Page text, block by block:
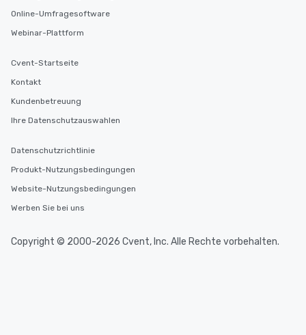
Online-Umfragesoftware
Webinar-Plattform
Cvent-Startseite
Kontakt
Kundenbetreuung
Ihre Datenschutzauswahlen
Datenschutzrichtlinie
Produkt-Nutzungsbedingungen
Website-Nutzungsbedingungen
Werben Sie bei uns
Copyright © 2000-2026 Cvent, Inc. Alle Rechte vorbehalten.